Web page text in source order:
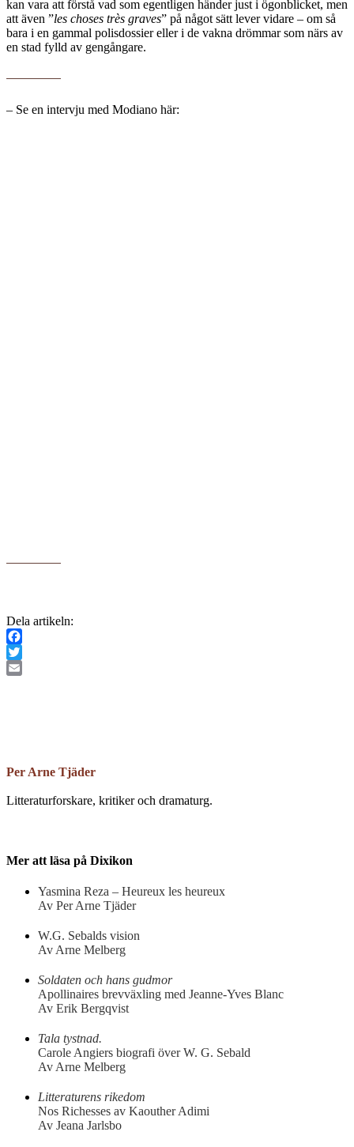
kan vara att förstå vad som egentligen händer just i ögonblicket, men
att även ”les choses très graves” på något sätt lever vidare – om så
bara i en gammal polisdossier eller i de vakna drömmar som närs av
en stad fylld av gengångare.
– Se en intervju med Modiano här:
Dela artikeln:
Facebook
Twitter
Per Arne Tjäder
Litteraturforskare, kritiker och dramaturg.
Mer att läsa på Dixikon
Yasmina Reza – Heureux les heureux
Av Per Arne Tjäder
W.G. Sebalds vision
Av Arne Melberg
Soldaten och hans gudmor
Apollinaires brevväxling med Jeanne-Yves Blanc
Av Erik Bergqvist
Tala tystnad.
Carole Angiers biografi över W. G. Sebald
Av Arne Melberg
Litteraturens rikedom
Nos Richesses av Kaouther Adimi
Av Jeana Jarlsbo